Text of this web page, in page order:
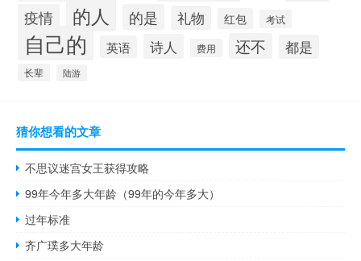
疫情 的人 的是 礼物 红包 考试
自己的 英语 诗人 费用 还不 都是
长辈 陆游
猜你想看的文章
不思议迷宫女王获得攻略
99年今年多大年龄（99年的今年多大）
过年标准
齐广璞多大年龄